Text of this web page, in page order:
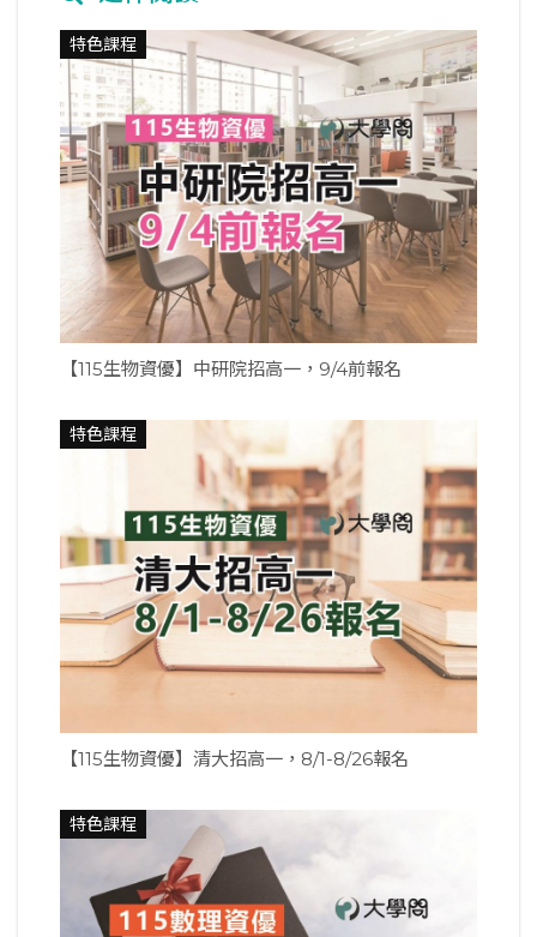
特色課程
【115生物資優】中研院招高一，9/4前報名
特色課程
【115生物資優】清大招高一，8/1-8/26報名
特色課程